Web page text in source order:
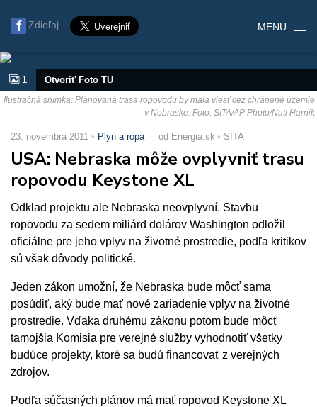
Zdieľaj MENU
1 Otvoriť Foto TU
Ilustračná snímka: Plánovaná trasa ropovodu by mala viesť cez chránené územie
v Nebraske. Foto: SITA/AP Photo/Nati Harnik
23. novembra 2011 Plyn a ropa od Energia.sk SITA
USA: Nebraska môže ovplyvniť trasu
ropovodu Keystone XL
Odklad projektu ale Nebraska neovplyvní. Stavbu
ropovodu za sedem miliárd dolárov Washington odložil
oficiálne pre jeho vplyv na životné prostredie, podľa kritikov
sú však dôvody politické.
Jeden zákon umožní, že Nebraska bude môcť sama
posúdiť, aký bude mať nové zariadenie vplyv na životné
prostredie. Vďaka druhému zákonu potom bude môcť
tamojšia Komisia pre verejné služby vyhodnotiť všetky
budúce projekty, ktoré sa budú financovať z verejných
zdrojov.
Podľa súčasných plánov má mať ropovod Keystone XL